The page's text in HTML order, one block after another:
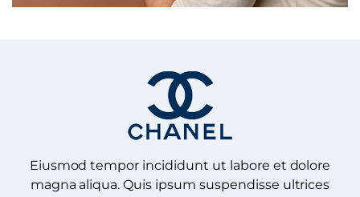
Eiusmod tempor incididunt ut labore et dolore
magna aliqua. Quis ipsum suspendisse ultrices